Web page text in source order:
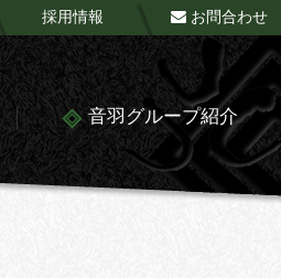
採用情報 お問合わせ
音羽グループ紹介